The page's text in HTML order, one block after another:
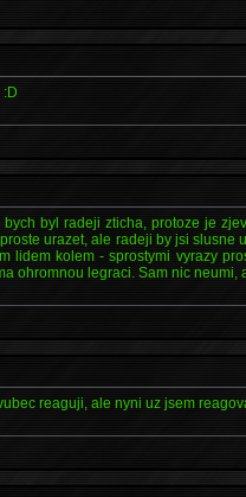
byl radeji zticha, protoze je
urazet, ale radeji by jsi slusne
lidem kolem - sprostymi vyrazy
ohromnou legraci. Sam nic neumi,
reaguji, ale nyni uz jsem